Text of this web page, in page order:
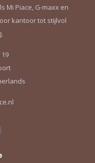
Mi Piace, G-maxx en
kantoor tot stijlvol